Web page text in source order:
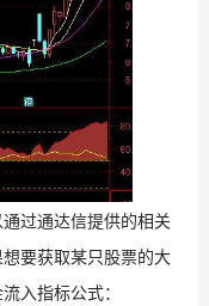
过通达信提供的相关
要获取某只股票的大
入指标公式：